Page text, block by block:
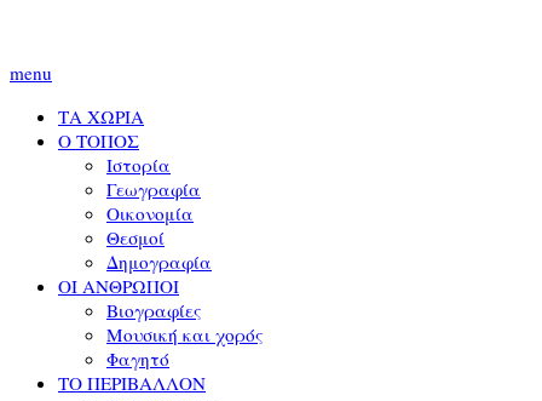
menu
ΤΑ ΧΩΡΙΑ
Ο ΤΟΠΟΣ
Ιστορία
Γεωγραφία
Οικονομία
Θεσμοί
Δημογραφία
ΟΙ ΑΝΘΡΩΠΟΙ
Βιογραφίες
Μουσική και χορός
Φαγητό
ΤΟ ΠΕΡΙΒΑΛΛΟΝ